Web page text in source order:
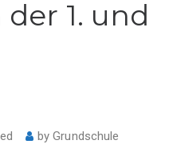
1. und
byGrundschule